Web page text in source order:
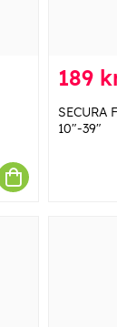
189
10"-39"